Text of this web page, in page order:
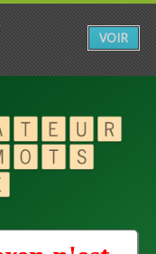
VOIR